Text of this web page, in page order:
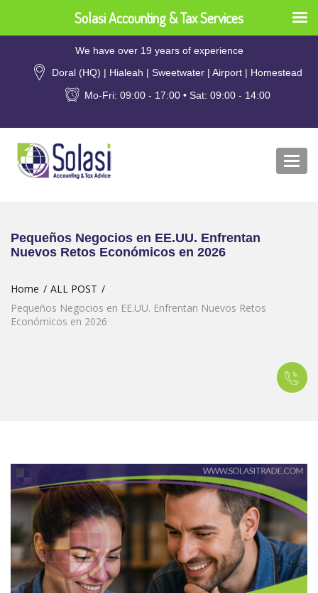
We have over 19 years of experience
Doral (HQ) | Hialeah | Sweetwater | Airport | Homestead
Mo-Fri: 09:00 - 17:00 • Sat: 09:00 - 14:00
Pequeños Negocios en EE.UU. Enfrentan
Nuevos Retos Económicos en 2026
Home
ALL POST
Pequeños Negocios en EE.UU. Enfrentan Nuevos Retos
Económicos en 2026
Solasi Accounting & Tax Services